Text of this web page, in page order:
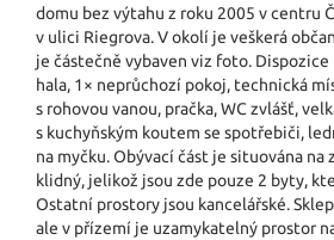
domu bez výtahu z roku 2005 v centru
v ulici Riegrova. V okolí je veškerá
je částečně vybaven viz foto.
hala, 1× neprůchozí pokoj, technická
s rohovou vanou, pračka, WC zvlášť,
s kuchyňským koutem se spotřebiči,
na myčku. Obývací část je situována na
klidný, jelikož jsou zde pouze 2 byty,
Ostatní prostory jsou kancelářské.
ale v přízemí je uzamykatelný prostor